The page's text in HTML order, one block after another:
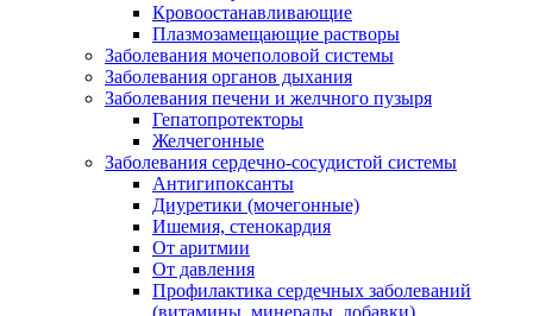
Кровоостанавливающие
Плазмозамещающие растворы
Заболевания мочеполовой системы
Заболевания органов дыхания
Заболевания печени и желчного пузыря
Гепатопротекторы
Желчегонные
Заболевания сердечно-сосудистой системы
Антигипоксанты
Диуретики (мочегонные)
Ишемия, стенокардия
От аритмии
От давления
Профилактика сердечных заболеваний
(витамины, минералы, добавки)